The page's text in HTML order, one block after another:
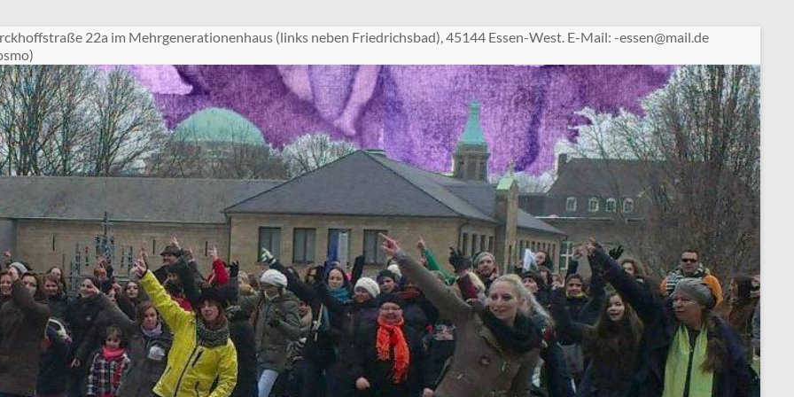
22a im Mehrgenerationenhaus (links neben Friedrichsbad), 45144 Essen-West. E-Mail: ed.li
am@ne
sse-